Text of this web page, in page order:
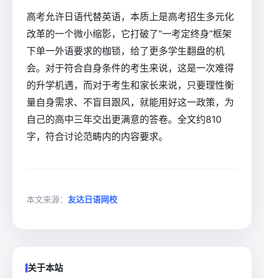
高考允许日语代替英语，本质上是高考招生多元化
改革的一个微小缩影，它打破了“一考定终身”框架
下单一外语要求的枷锁，给了更多学生翻盘的机
会。对于符合自身条件的考生来说，这是一次难得
的升学机遇，而对于考生和家长来说，只要理性衡
量自身需求、不盲目跟风，就能用好这一政策，为
自己的高中三年交出更满意的答卷。全文约810
字，符合讨论范畴内的内容要求。
本文来源： 友达日语网校
关于本站